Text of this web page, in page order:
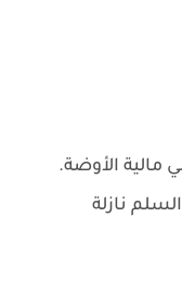
مالية الأوضة.
نازلة